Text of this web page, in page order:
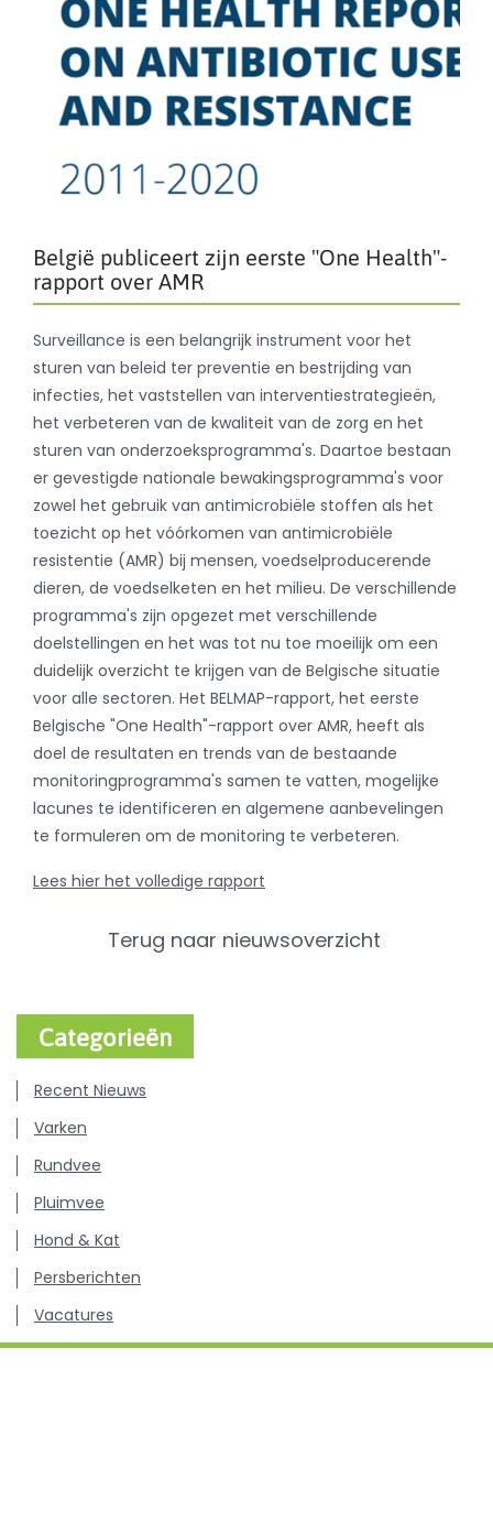
België publiceert zijn eerste "One Health"-
rapport over AMR
Surveillance is een belangrijk instrument voor het
sturen van beleid ter preventie en bestrijding van
infecties, het vaststellen van interventiestrategieën,
het verbeteren van de kwaliteit van de zorg en het
sturen van onderzoeksprogramma's. Daartoe bestaan
er gevestigde nationale bewakingsprogramma's voor
zowel het gebruik van antimicrobiële stoffen als het
toezicht op het vóórkomen van antimicrobiële
resistentie (AMR) bij mensen, voedselproducerende
dieren, de voedselketen en het milieu. De verschillende
programma's zijn opgezet met verschillende
doelstellingen en het was tot nu toe moeilijk om een
duidelijk overzicht te krijgen van de Belgische situatie
voor alle sectoren. Het BELMAP-rapport, het eerste
Belgische "One Health"-rapport over AMR, heeft als
doel de resultaten en trends van de bestaande
monitoringprogramma's samen te vatten, mogelijke
lacunes te identificeren en algemene aanbevelingen
te formuleren om de monitoring te verbeteren.
Lees hier het volledige rapport
Terug naar nieuwsoverzicht
Categorieën
Recent Nieuws
Varken
Rundvee
Pluimvee
Hond & Kat
Persberichten
Vacatures